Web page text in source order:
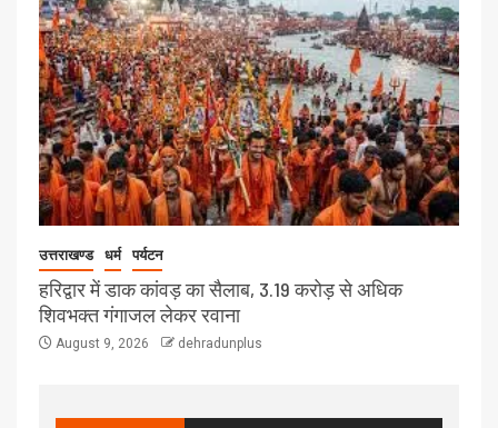
उत्तराखण्ड धर्म पर्यटन
हरिद्वार में डाक कांवड़ का सैलाब, 3.19 करोड़ से अधिक
शिवभक्त गंगाजल लेकर रवाना
August 9, 2026 dehradunplus